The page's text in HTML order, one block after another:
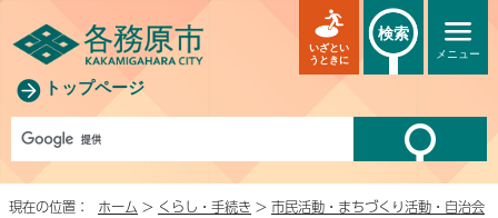
トップページ
メニュー
いざとい
うときに
検索
現在の位置： ホーム > くらし・手続き > 市民活動・まちづくり活動・自治会